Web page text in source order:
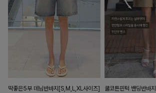
딱좋은5부 데님반바지[S,M,L,XL사이즈] 쿨코튼핀턱 밴딩반바지